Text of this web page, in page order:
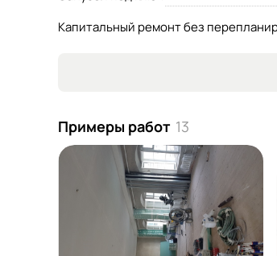
Капитальный ремонт без
Примеры работ 13